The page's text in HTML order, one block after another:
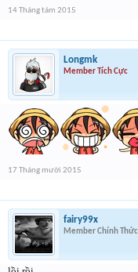
14 Tháng tám 2015
Longmk
Member Tích Cực
17 Tháng mười 2015
fairy99x
Member Chính Thức